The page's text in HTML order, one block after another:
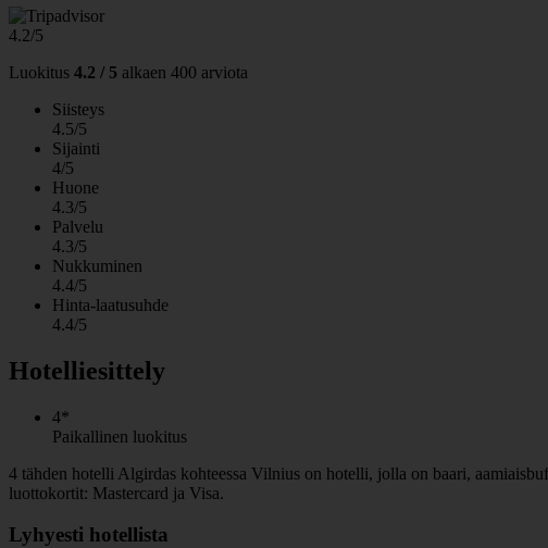
4.2/5
Luokitus 4.2 / 5 alkaen 400 arviota
Siisteys
4.5/5
Sijainti
4/5
Huone
4.3/5
Palvelu
4.3/5
Nukkuminen
4.4/5
Hinta-laatusuhde
4.4/5
Hotelliesittely
4*
Paikallinen luokitus
4 tähden hotelli Algirdas kohteessa Vilnius on hotelli, jolla on baari,
luottokortit: Mastercard ja Visa.
Lyhyesti hotellista